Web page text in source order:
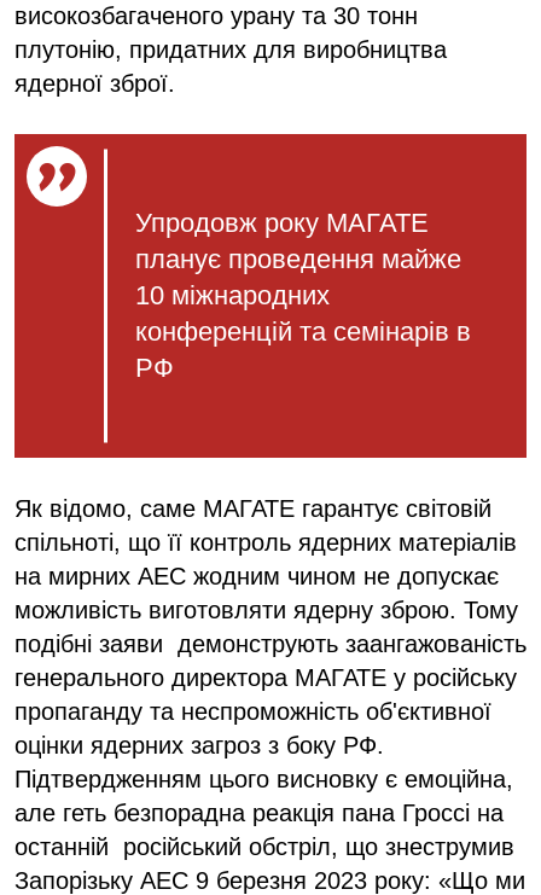
високозбагаченого урану та 30 тонн
плутонію, придатних для виробництва
ядерної зброї.
Упродовж року МАГАТЕ
планує проведення майже
10 міжнародних
конференцій та семінарів в
РФ
Як відомо, саме МАГАТЕ гарантує світовій
спільноті, що її контроль ядерних матеріалів
на мирних АЕС жодним чином не допускає
можливість виготовляти ядерну зброю. Тому
подібні заяви демонструють заангажованість
генерального директора МАГАТЕ у російську
пропаганду та неспроможність об'єктивної
оцінки ядерних загроз з боку РФ.
Підтвердженням цього висновку є емоційна,
але геть безпорадна реакція пана Гроссі на
останній російський обстріл, що знеструмив
Запорізьку АЕС 9 березня 2023 року: «Що ми